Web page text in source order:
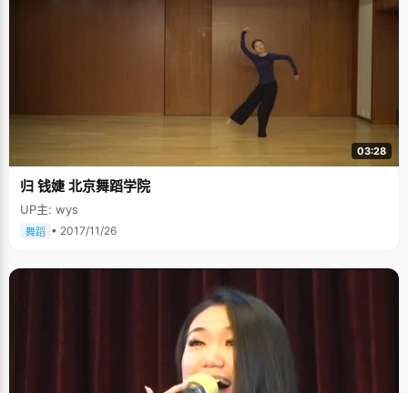
03:28
归 钱婕 北京舞蹈学院
UP主: wys
舞蹈 • 2017/11/26